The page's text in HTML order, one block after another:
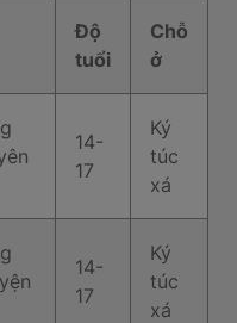
Độ
tuổi
Chỗ
ở
14-
17
Ký
túc
xá
14-
17
Ký
túc
xá